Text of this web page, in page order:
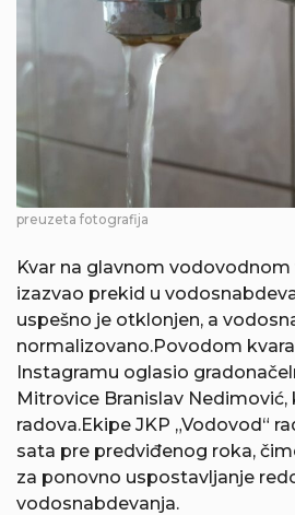
preuzeta fotografija
Kvar na glavnom
izazvao prekid u
uspešno je otklonjen, a
normalizovano.Povodom
Instagramu oglasio
Mitrovice Branislav
radova.Ekipe JKP „Vodovod“
sata pre predviđenog roka,
za ponovno uspostavljanje
vodosnabdevanja.